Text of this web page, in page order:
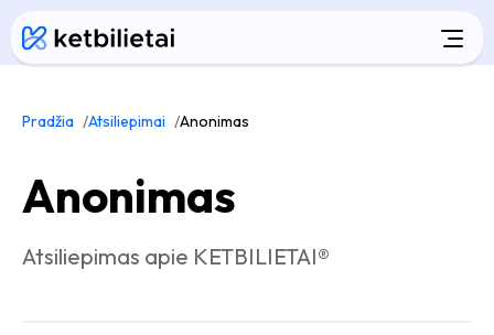
Pradžia Atsiliepimai Anonimas
Anonimas
Atsiliepimas apie KETBILIETAI®